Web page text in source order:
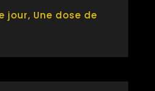
jour, Une dose de